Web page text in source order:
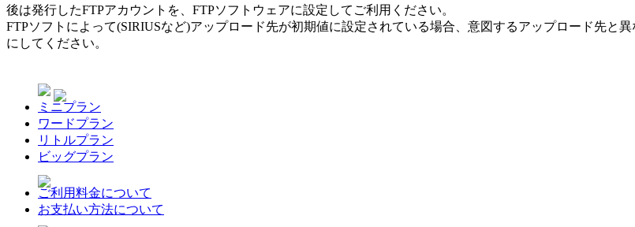
後は発行したFTPアカウントを、FTPソフトウェアに設定してご利用ください。
FTPソフトによって(SIRIUSなど)アップロード先が初期値に設定されている場合、意図するアップロード先と
にしてください。
ミニプラン
ワードプラン
リトルプラン
ビッグプラン
ご利用料金について
お支払い方法について